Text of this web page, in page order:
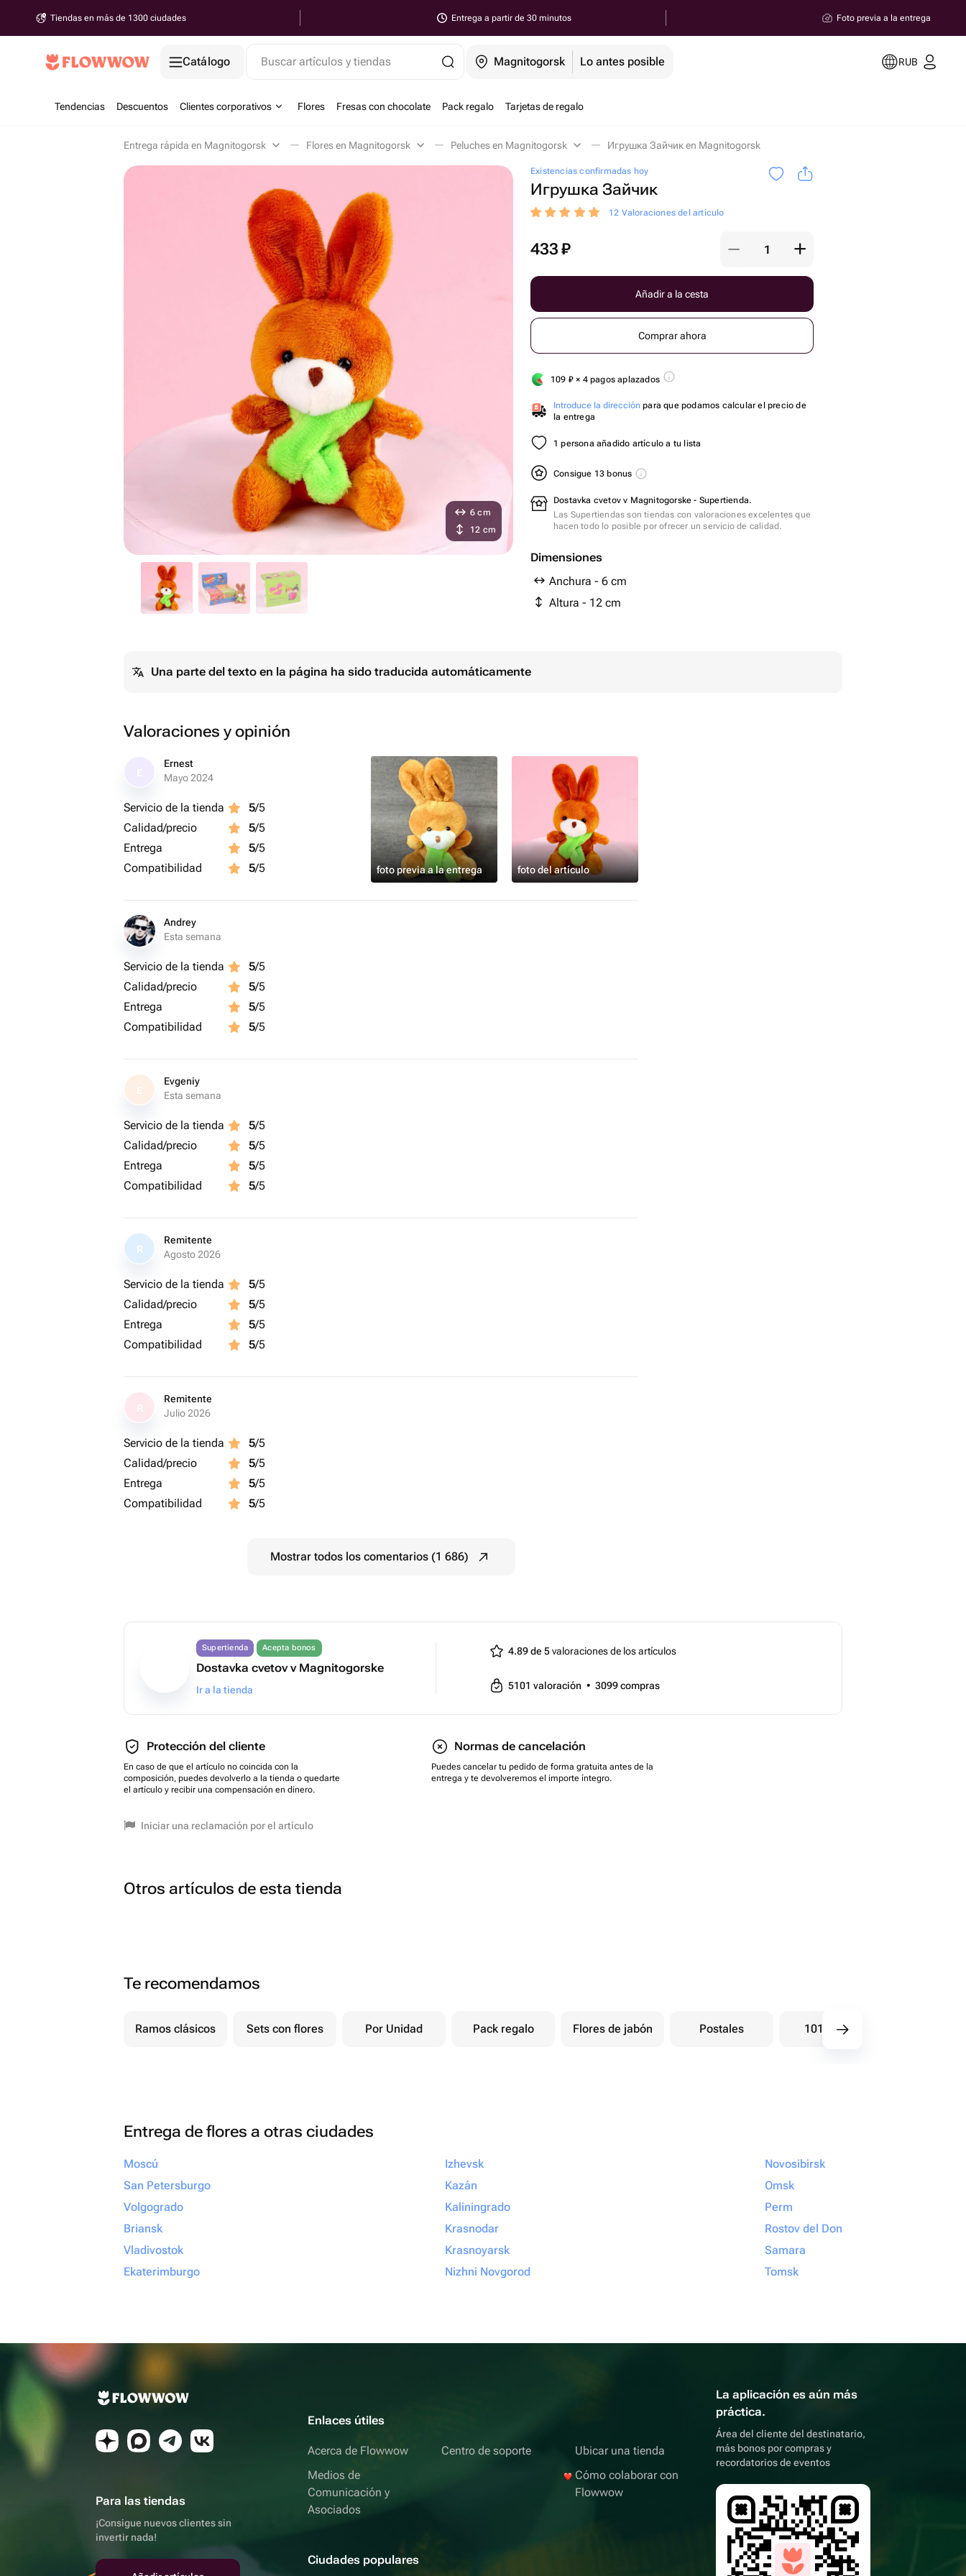
Tiendas en más de 1300 ciudades Entrega a partir de 30 minutos Foto previa a la entrega
Catálogo Buscar artículos y tiendas Magnitogorsk Lo antes posible RUB
Tendencias Descuentos Clientes corporativos Flores Fresas con chocolate Pack regalo Tarjetas de regalo
Entrega rápida en Magnitogorsk Flores en Magnitogorsk Peluches en Magnitogorsk Игрушка Зайчик en Magnitogorsk
Existencias confirmadas hoy
Игрушка Зайчик
12 Valoraciones del artículo
433₽
Añadir a la cesta
Comprar ahora
109 ₽ × 4 pagos aplazados
Introduce la dirección para que podamos calcular el precio de
la entrega
1 persona añadido artículo a tu lista
Consigue 13 bonus
Dostavka cvetov v Magnitogorske - Supertienda.
Las Supertiendas son tiendas con valoraciones excelentes que
hacen todo lo posible por ofrecer un servicio de calidad.
Dimensiones
Anchura - 6 cm
Altura - 12 cm
6 cm
12 cm
Una parte del texto en la página ha sido traducida automáticamente
Valoraciones y opinión
Ernest
Mayo 2024
Servicio de la tienda 5/5
Calidad/precio
5/5
Entrega
5/5
Compatibilidad
5/5 foto previa a la entrega foto del artículo
Andrey
Esta semana
Servicio de la tienda 5/5
Calidad/precio
5/5
Entrega
5/5
Compatibilidad
5/5
E
Evgeniy
Esta semana
Servicio de la tienda 5/5
Calidad/precio
5/5
Entrega
5/5
Compatibilidad
5/5
R
Remitente
Agosto 2026
Servicio de la tienda 5/5
Calidad/precio
5/5
Entrega
5/5
Compatibilidad
5/5
Remitente
Julio 2026
Servicio de la tienda 5/5
Calidad/precio
5/5
Entrega
5/5
Compatibilidad
5/5
Mostrar todos los comentarios (1 686)
Supertienda Acepta bonos
Dostavka cvetov v Magnitogorske
Ir a la tienda
4.89 de 5valoraciones de los artículos
5101 valoración • 3099compras
Protección del cliente
En caso de que el artículo no coincida con la
composición, puedes devolverlo a la tienda o quedarte
el artículo y recibir una compensación en dinero.
Normas de cancelación
Puedes cancelar tu pedido de forma gratuita antes de la
entrega y te devolveremos el importe íntegro.
Iniciar una reclamación por el artículo
Otros artículos de esta tienda
Te recomendamos
Ramos clásicos Sets con flores Por Unidad Pack regalo Flores de jabón Postales 101 Rosas
Entrega de flores a otras ciudades
Moscú
San Petersburgo
Volgogrado
Briansk
Vladivostok
Ekaterimburgo
Izhevsk
Kazán
Kaliningrado
Krasnodar
Krasnoyarsk
Nizhni Novgorod
Novosibirsk
Omsk
Perm
Rostov del Don
Samara
Tomsk
Para las tiendas
¡Consigue nuevos clientes sin
invertir nada!
Enlaces útiles
Acerca de Flowwow
Medios de
Comunicación y
Asociados
Centro de soporte
Ubicar una tienda
Cómo colaborar con
Flowwow
Ciudades populares
La aplicación es aún más
práctica.
Área del cliente del destinatario,
más bonos por compras y
recordatorios de eventos